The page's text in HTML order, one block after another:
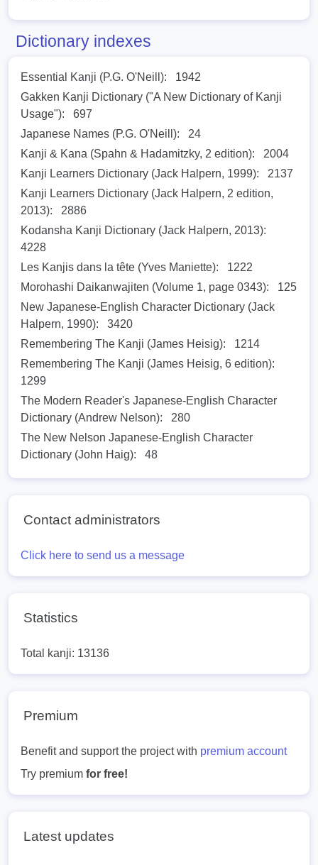
Dictionary indexes
Essential Kanji (P.G. O'Neill):
1942
Gakken Kanji Dictionary ("A New Dictionary of Kanji
Usage"):
697
Japanese Names (P.G. O'Neill):
24
Kanji & Kana (Spahn & Hadamitzky, 2 edition):
2004
Kanji Learners Dictionary (Jack Halpern, 1999):
2137
Kanji Learners Dictionary (Jack Halpern, 2 edition,
2013):
2886
Kodansha Kanji Dictionary (Jack Halpern, 2013):
4228
Les Kanjis dans la tête (Yves Maniette):
1222
Morohashi Daikanwajiten (Volume 1, page 0343):
125
New Japanese-English Character Dictionary (Jack
Halpern, 1990):
3420
Remembering The Kanji (James Heisig):
1214
Remembering The Kanji (James Heisig, 6 edition):
1299
The Modern Reader's Japanese-English Character
Dictionary (Andrew Nelson):
280
The New Nelson Japanese-English Character
Dictionary (John Haig):
48
Contact administrators
Click here to send us a message
Statistics
Total kanji: 13136
Premium
Benefit and support the project with premium account
Try premium for free!
Latest updates